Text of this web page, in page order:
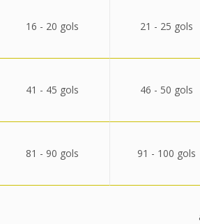
16 - 20 gols 21 - 25 gols
41 - 45 gols 46 - 50 gols
81 - 90 gols 91 - 100 gols